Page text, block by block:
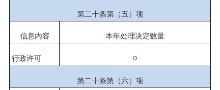
第二十条第（五）项
信息内容 本年处理决定数量
行政许可 0
第二十条第（六）项